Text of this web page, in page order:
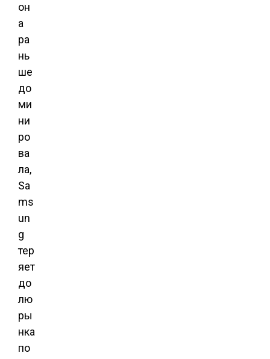
он
а
ра
нь
ше
до
ми
ни
ро
ва
ла,
Sa
ms
un
g
тер
яет
до
лю
ры
нка
по